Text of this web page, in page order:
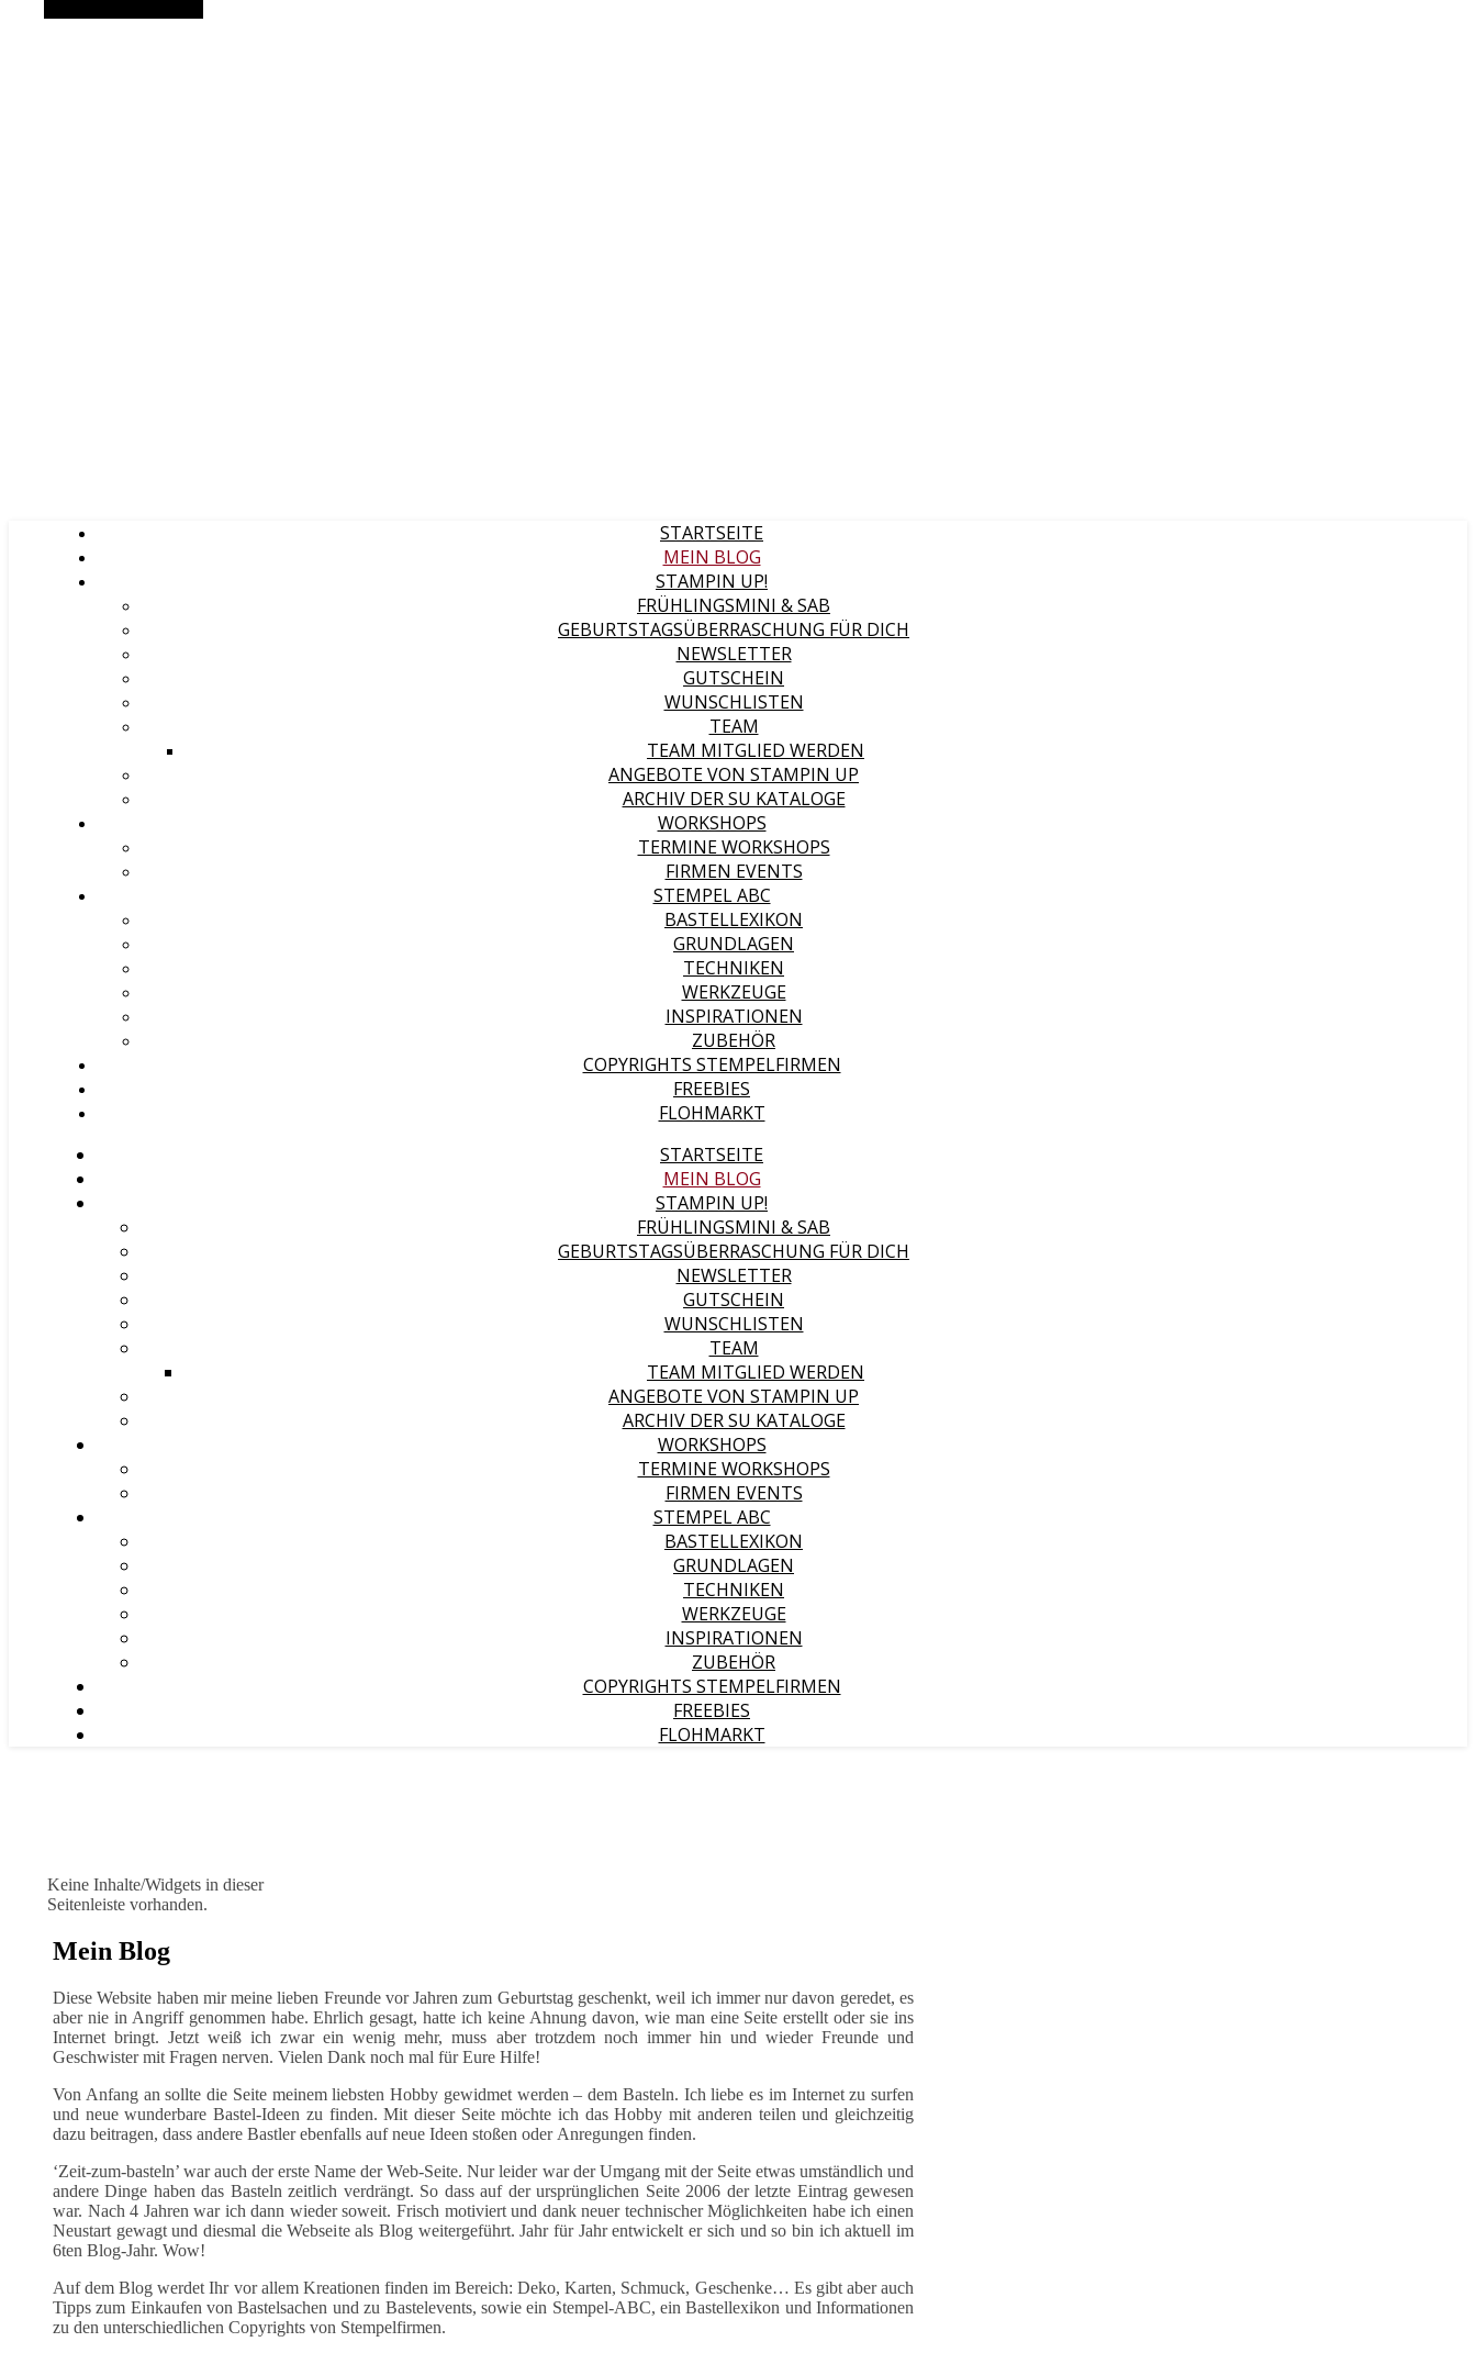
STARTSEITE
MEIN BLOG
STAMPIN UP!
FRÜHLINGSMINI & SAB
GEBURTSTAGSÜBERRASCHUNG FÜR DICH
NEWSLETTER
GUTSCHEIN
WUNSCHLISTEN
TEAM
TEAM MITGLIED WERDEN
ANGEBOTE VON STAMPIN UP
ARCHIV DER SU KATALOGE
WORKSHOPS
TERMINE WORKSHOPS
FIRMEN EVENTS
STEMPEL ABC
BASTELLEXIKON
GRUNDLAGEN
TECHNIKEN
WERKZEUGE
INSPIRATIONEN
ZUBEHÖR
COPYRIGHTS STEMPELFIRMEN
FREEBIES
FLOHMARKT
STARTSEITE
MEIN BLOG
STAMPIN UP!
FRÜHLINGSMINI & SAB
GEBURTSTAGSÜBERRASCHUNG FÜR DICH
NEWSLETTER
GUTSCHEIN
WUNSCHLISTEN
TEAM
TEAM MITGLIED WERDEN
ANGEBOTE VON STAMPIN UP
ARCHIV DER SU KATALOGE
WORKSHOPS
TERMINE WORKSHOPS
FIRMEN EVENTS
STEMPEL ABC
BASTELLEXIKON
GRUNDLAGEN
TECHNIKEN
WERKZEUGE
INSPIRATIONEN
ZUBEHÖR
COPYRIGHTS STEMPELFIRMEN
FREEBIES
FLOHMARKT
Keine Inhalte/Widgets in dieser
Seitenleiste vorhanden.
Mein Blog
Diese Website haben mir meine lieben Freunde vor Jahren zum Geburtstag geschenkt, weil ich immer nur davon geredet, es
aber nie in Angriff genommen habe. Ehrlich gesagt, hatte ich keine Ahnung davon, wie man eine Seite erstellt oder sie ins
Internet bringt. Jetzt weiß ich zwar ein wenig mehr, muss aber trotzdem noch immer hin und wieder Freunde und
Geschwister mit Fragen nerven. Vielen Dank noch mal für Eure Hilfe!
Von Anfang an sollte die Seite meinem liebsten Hobby gewidmet werden – dem Basteln. Ich liebe es im Internet zu surfen
und neue wunderbare Bastel-Ideen zu finden. Mit dieser Seite möchte ich das Hobby mit anderen teilen und gleichzeitig
dazu beitragen, dass andere Bastler ebenfalls auf neue Ideen stoßen oder Anregungen finden.
‘Zeit-zum-basteln’ war auch der erste Name der Web-Seite. Nur leider war der Umgang mit der Seite etwas umständlich und
andere Dinge haben das Basteln zeitlich verdrängt. So dass auf der ursprünglichen Seite 2006 der letzte Eintrag gewesen
war. Nach 4 Jahren war ich dann wieder soweit. Frisch motiviert und dank neuer technischer Möglichkeiten habe ich einen
Neustart gewagt und diesmal die Webseite als Blog weitergeführt. Jahr für Jahr entwickelt er sich und so bin ich aktuell im
6ten Blog-Jahr. Wow!
Auf dem Blog werdet Ihr vor allem Kreationen finden im Bereich: Deko, Karten, Schmuck, Geschenke… Es gibt aber auch
Tipps zum Einkaufen von Bastelsachen und zu Bastelevents, sowie ein Stempel-ABC, ein Bastellexikon und Informationen
zu den unterschiedlichen Copyrights von Stempelfirmen.